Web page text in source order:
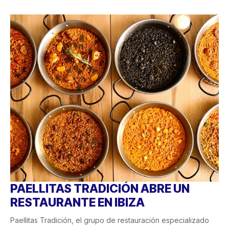
PAELLITAS TRADICIÓN ABRE UN
RESTAURANTE EN IBIZA
Paellitas Tradición, el grupo de restauración especializado